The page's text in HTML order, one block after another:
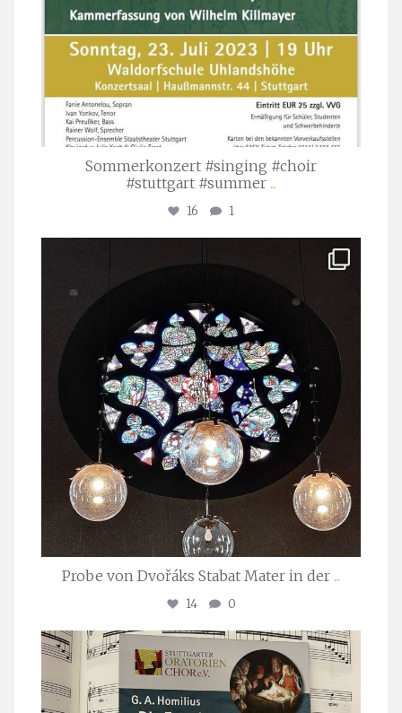
Sommerkonzert #singing #choir
#stuttgart #summer ...
16 1
Apr. 1
Probe von Dvořáks Stabat Mater in der ...
14 0
stuttgarter_oratorienchor
Nov. 29